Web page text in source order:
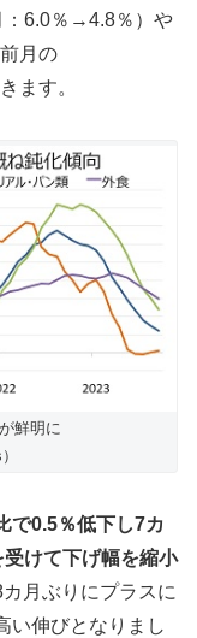
：6.0％→4.8％）や
月の
ます。
鮮明に
で0.5％低下し7カ
けて下げ幅を縮小
月ぶりにプラスに
い伸びとなりまし